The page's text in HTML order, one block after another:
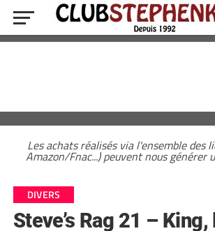
Les achats réalisés via l'ensemble des
Amazon/Fnac...) peuvent nous générer
DIVERS
Steve’s Rag 21 –